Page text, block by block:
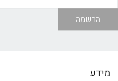
הרשמה
מידע